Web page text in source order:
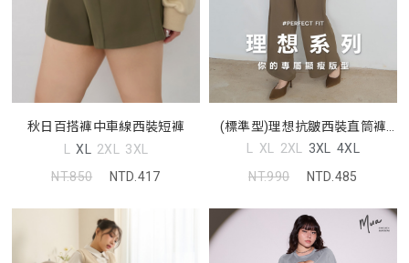
秋日百搭褲中車線西裝短褲
L XL 2XL 3XL
NT.850
NTD.417
(標準型)理想抗皺西裝直筒褲
MISS
L XL 2XL 3XL 4XL
NT.990
NTD.485